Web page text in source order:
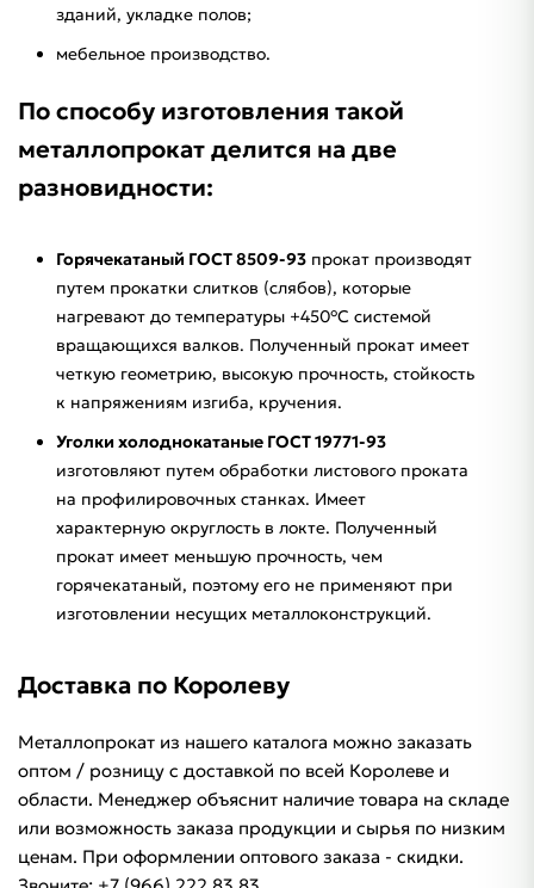
зданий, укладке полов;
мебельное производство.
По способу изготовления такой
металлопрокат делится на две
разновидности:
Горячекатаный ГОСТ 8509-93 прокат производят
путем прокатки слитков (слябов), которые
нагревают до температуры +450°С системой
вращающихся валков. Полученный прокат имеет
четкую геометрию, высокую прочность, стойкость
к напряжениям изгиба, кручения.
Уголки холоднокатаные ГОСТ 19771-93
изготовляют путем обработки листового проката
на профилировочных станках. Имеет
характерную округлость в локте. Полученный
прокат имеет меньшую прочность, чем
горячекатаный, поэтому его не применяют при
изготовлении несущих металлоконструкций.
Доставка по Королеву
Металлопрокат из нашего каталога можно заказать
оптом / розницу с доставкой по всей Королеве и
области. Менеджер объяснит наличие товара на складе
или возможность заказа продукции и сырья по низким
ценам. При оформлении оптового заказа - скидки.